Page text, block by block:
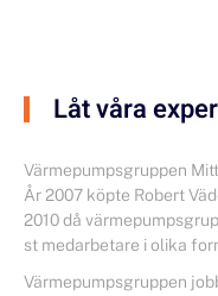
Låt våra
Värmepumpsgruppen
År 2007 köpte Robert
2010 då
st medarbetare i olika
Värmepumpsgruppen